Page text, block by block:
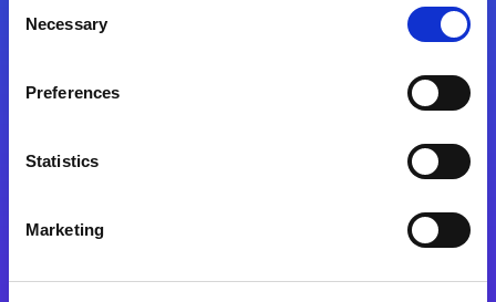
Selection
Necessary
Preferences
Statistics
Marketing